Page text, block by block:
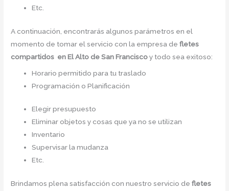
Etc.
A continuación, encontrarás algunos parámetros en el
momento de tomar el servicio con la empresa defletes
compartidos en El Alto de San Franciscoy todo sea exitoso:
Horario permitido para tu traslado
Programación o Planificación
Elegir presupuesto
Eliminar objetos y cosas que ya no se utilizan
Inventario
Supervisar la mudanza
Etc.
Brindamos plena satisfacción con nuestro servicio defletes